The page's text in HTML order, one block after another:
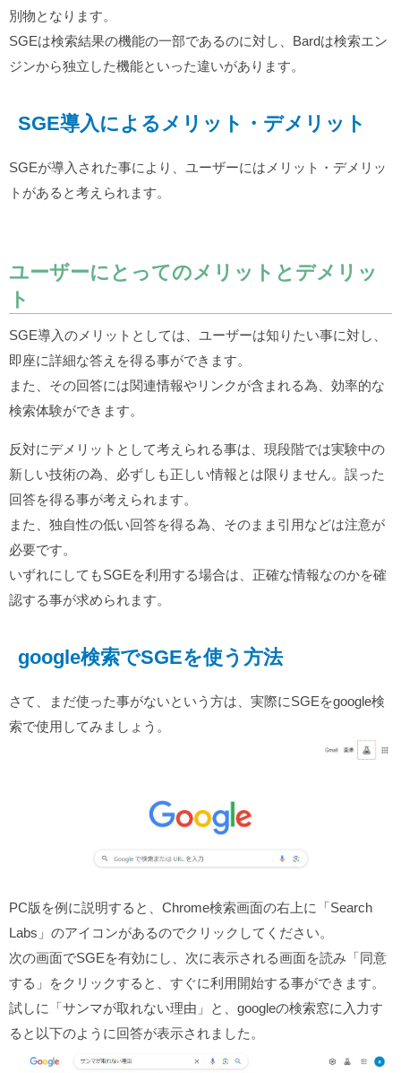
別物となります。
SGEは検索結果の機能の一部であるのに対し、Bardは検索エン
ジンから独立した機能といった違いがあります。
SGE導入によるメリット・デメリット
SGEが導入された事により、ユーザーにはメリット・デメリッ
トがあると考えられます。
ユーザーにとってのメリットとデメリッ
ト
SGE導入のメリットとしては、ユーザーは知りたい事に対し、
即座に詳細な答えを得る事ができます。
また、その回答には関連情報やリンクが含まれる為、効率的な
検索体験ができます。
反対にデメリットとして考えられる事は、現段階では実験中の
新しい技術の為、必ずしも正しい情報とは限りません。誤った
回答を得る事が考えられます。
また、独自性の低い回答を得る為、そのまま引用などは注意が
必要です。
いずれにしてもSGEを利用する場合は、正確な情報なのかを確
認する事が求められます。
google検索でSGEを使う方法
さて、まだ使った事がないという方は、実際にSGEをgoogle検
索で使用してみましょう。
PC版を例に説明すると、Chrome検索画面の右上に「Search
Labs」のアイコンがあるのでクリックしてください。
次の画面でSGEを有効にし、次に表示される画面を読み「同意
する」をクリックすると、すぐに利用開始する事ができます。
試しに「サンマが取れない理由」と、googleの検索窓に入力す
ると以下のように回答が表示されました。